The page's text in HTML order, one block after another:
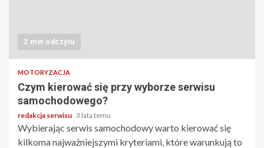
2 min odczytu
MOTORYZACJA
Czym kierować się przy wyborze serwisu
samochodowego?
redakcja serwisu 3 lata temu
Wybierając serwis samochodowy warto kierować się
kilkoma najważniejszymi kryteriami, które warunkują to